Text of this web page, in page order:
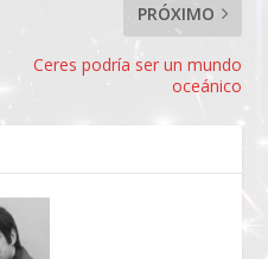
PRÓXIMO
Ceres podría ser un mundo
oceánico